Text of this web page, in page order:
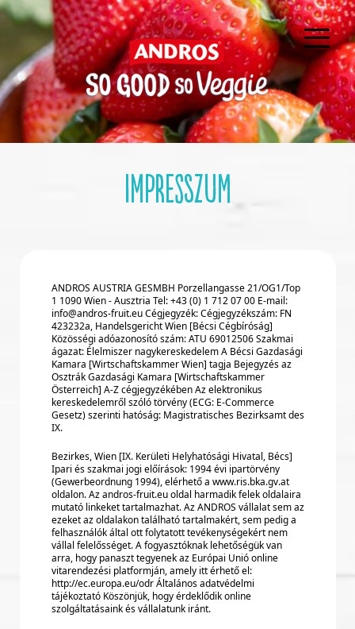
Ugrás a tartalomra
Impresszum
ANDROS AUSTRIA GESMBH Porzellangasse 21/OG1/Top
1 1090 Wien - Ausztria Tel: +43 (0) 1 712 07 00 E-mail:
info@andros-fruit.eu Cégjegyzék: Cégjegyzékszám: FN
423232a, Handelsgericht Wien [Bécsi Cégbíróság]
Közösségi adóazonosító szám: ATU 69012506 Szakmai
ágazat: Élelmiszer nagykereskedelem A Bécsi Gazdasági
Kamara [Wirtschaftskammer Wien] tagja Bejegyzés az
Osztrák Gazdasági Kamara [Wirtschaftskammer
Österreich] A-Z cégjegyzékében Az elektronikus
kereskedelemről szóló törvény (ECG: E-Commerce
Gesetz) szerinti hatóság: Magistratisches Bezirksamt des
IX.
Bezirkes, Wien [IX. Kerületi Helyhatósági Hivatal, Bécs]
Ipari és szakmai jogi előírások: 1994 évi ipartörvény
(Gewerbeordnung 1994), elérhető a www.ris.bka.gv.at
oldalon. Az andros-fruit.eu oldal harmadik felek oldalaira
mutató linkeket tartalmazhat. Az ANDROS vállalat sem az
ezeket az oldalakon található tartalmakért, sem pedig a
felhasználók által ott folytatott tevékenységekért nem
vállal felelősséget. A fogyasztóknak lehetőségük van
arra, hogy panaszt tegyenek az Európai Unió online
vitarendezési platformján, amely itt érhető el:
http://ec.europa.eu/odr Általános adatvédelmi
tájékoztató Köszönjük, hogy érdeklődik online
szolgáltatásaink és vállalatunk iránt.